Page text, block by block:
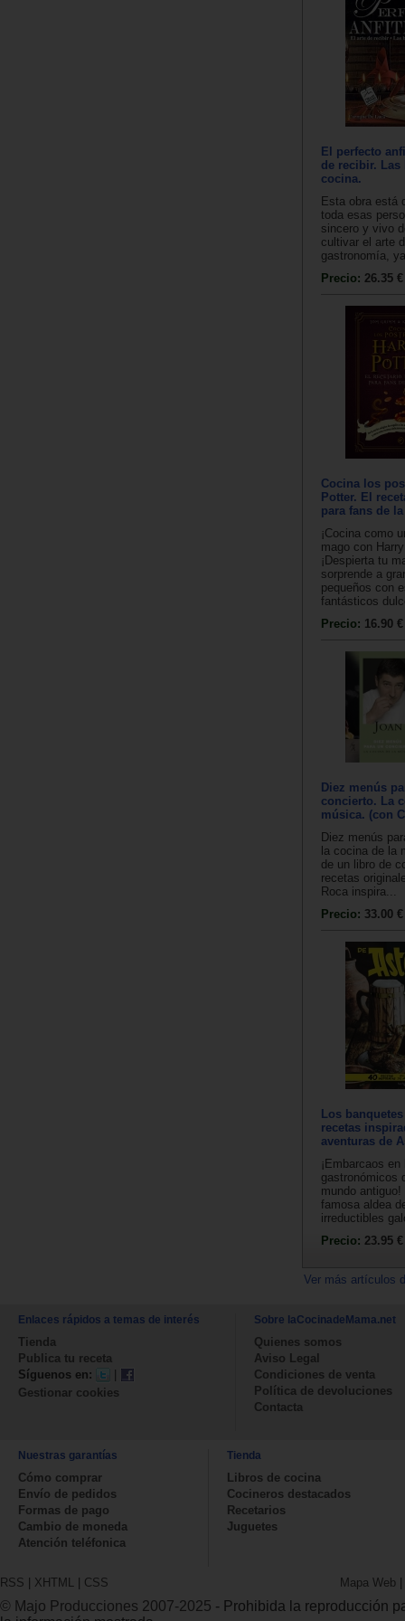
El perfecto
de recibir. Las
cocina.
Esta obra está
toda esas
sincero y vivo
cultivar el arte
gastronomía,
Precio: 26.35 €
Cocina los
Potter. El
para fans de
¡Cocina como
mago con
¡Despierta tu
sorprende a
pequeños con
fantásticos
Precio: 16.90 €
Diez menús
concierto. La
música. (con
Diez menús
la cocina de la
de un libro de
recetas
Roca inspira...
Precio: 33.00 €
Los
recetas
aventuras de
¡Embarcaos
gastronómicos
mundo
famosa aldea
irreductibles
Precio: 23.95 €
Ver más artículos
Enlaces rápidos a temas de interés
Tienda
Publica tu receta
Síguenos en:
|
Gestionar cookies
Sobre laCocinadeMama.net
Quienes somos
Aviso Legal
Condiciones de venta
Política de devoluciones
Contacta
Nuestras garantías
Cómo comprar
Envío de pedidos
Formas de pago
Cambio de moneda
Atención teléfonica
Tienda
Libros de cocina
Cocineros destacados
Recetarios
Juguetes
RSS | XHTML | CSS Mapa Web |
© Majo Producciones 2007-2025 - Prohibida la reproducción